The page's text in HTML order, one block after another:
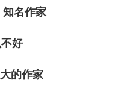
知名作家
好
的作家